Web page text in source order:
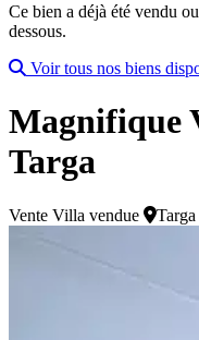
Ce bien a déjà été vendu
dessous.
Voir tous nos biens
Magnifique
Targa
Vente Villa vendue Targa